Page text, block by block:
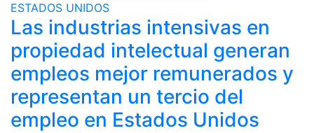
ESTADOS UNIDOS
Las industrias intensivas en
propiedad intelectual generan
empleos mejor remunerados y
representan un tercio del
empleo en Estados Unidos